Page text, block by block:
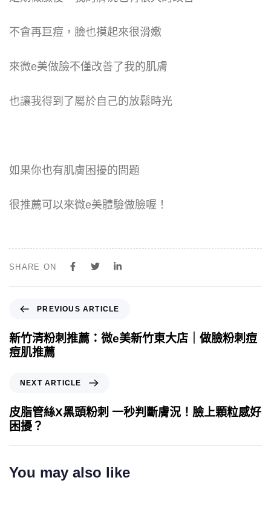
不會再巨痘，臉也摸起來很滑嫩
來微e美做臉不僅改善了我的肌膚
也讓我得到了屬於自己的放鬆時光
如果你也有肌膚困擾的問題
很推薦可以來微e美體驗做臉喔！
SHARE ON
PREVIOUS ARTICLE
新竹清粉刺推薦：微e美新竹東大店｜做臉粉刺痘
痘肌推薦
NEXT ARTICLE
皮脂管絲X黑頭粉刺 一秒判斷膚況！臉上顆粒感好
困擾？
You may also like